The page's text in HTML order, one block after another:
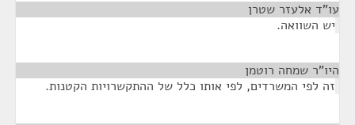
עו"ד אלעזר שטרן
יש השוואה.
היו"ר שמחה רוטמן
זה לפי המשרדים, לפי אותו כלל של ההתקשרויות הקטנות.